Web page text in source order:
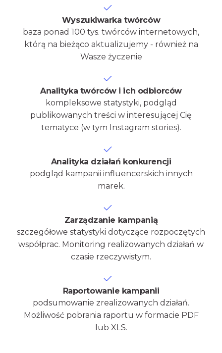
Wyszukiwarka twórców
baza ponad 100 tys. twórców internetowych,
którą na bieżąco aktualizujemy - również na
Wasze życzenie
Analityka twórców i ich odbiorców
kompleksowe statystyki, podgląd
publikowanych treści w interesującej Cię
tematyce (w tym Instagram stories).
Analityka działań konkurencji
podgląd kampanii influencerskich innych
marek.
Zarządzanie kampanią
szczegółowe statystyki dotyczące rozpoczętych
współprac. Monitoring realizowanych działań w
czasie rzeczywistym.
Raportowanie kampanii
podsumowanie zrealizowanych działań.
Możliwość pobrania raportu w formacie PDF
lub XLS.